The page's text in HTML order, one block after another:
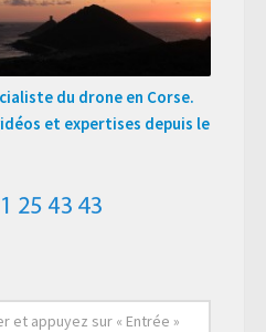
du drone en Corse.
et expertises depuis le